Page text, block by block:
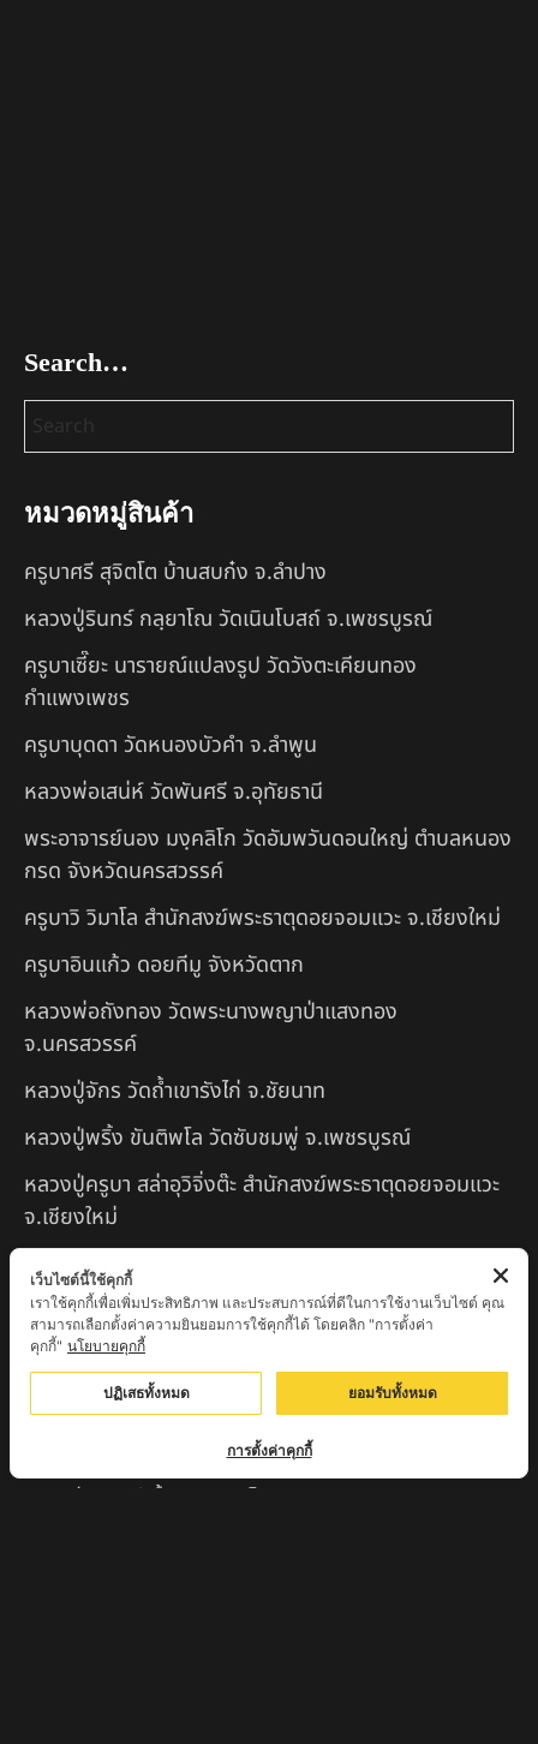
Search…
หมวดหมู่สินค้า
ครูบาศรี สุจิตโต บ้านสบก๋ง จ.ลำปาง
หลวงปู่รินทร์ กลฺยาโณ วัดเนินโบสถ์ จ.เพชรบูรณ์
ครูบาเซี๊ยะ นารายณ์แปลงรูป วัดวังตะเคียนทอง
กำแพงเพชร
ครูบาบุดดา วัดหนองบัวคํา จ.ลําพูน
หลวงพ่อเสน่ห์ วัดพันศรี จ.อุทัยธานี
พระอาจารย์นอง มงฺคลิโก วัดอัมพวันดอนใหญ่ ตำบลหนอง
กรด จังหวัดนครสวรรค์
ครูบาวิ วิมาโล สำนักสงฆ์พระธาตุดอยจอมแวะ จ.เชียงใหม่
ครูบาอินแก้ว ดอยทีมู จังหวัดตาก
หลวงพ่อถังทอง วัดพระนางพญาป่าแสงทอง
จ.นครสวรรค์
หลวงปู่จักร วัดถ้ำเขารังไก่ จ.ชัยนาท
หลวงปู่พริ้ง ขันติพโล วัดซับชมพู่ จ.เพชรบูรณ์
หลวงปู่ครูบา สล่าอุวิจิ่งต๊ะ สำนักสงฆ์พระธาตุดอยจอมแวะ
จ.เชียงใหม่
หลวงพ่อแป๋ว วัดดาวเรือง จ.สิงห์บุรี
หลวงพ่อจ้อย ปากแดง
หลวงพ่อชู เตชธมฺโม วัดทัพชุมพล จ.นครสวรรค์
หลวงปู่ครูบาตุ๊ทวดมั่น สิริปัญญา
หลวงปู่มี อภิชาโต วัดโพธิ์เจดีย์ลอย จ.เพชรบูรณ์
หลวงปู่ครูบาคำฝั้น อินทวันโณ
เว็บไซต์นี้ใช้คุกกี้
เราใช้คุกกี้เพื่อเพิ่มประสิทธิภาพ และประสบการณ์ที่ดีในการใช้งานเว็บไซต์ คุณ
สามารถเลือกตั้งค่าความยินยอมการใช้คุกกี้ได้ โดยคลิก "การตั้งค่า
คุกกี้" นโยบายคุกกี้
ปฏิเสธทั้งหมด ยอมรับทั้งหมด
การตั้งค่าคุกกี้